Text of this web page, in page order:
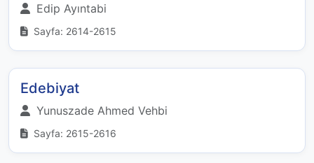
Edip Ayıntabi
Sayfa: 2614-2615
Edebiyat
Yunuszade Ahmed Vehbi
Sayfa: 2615-2616